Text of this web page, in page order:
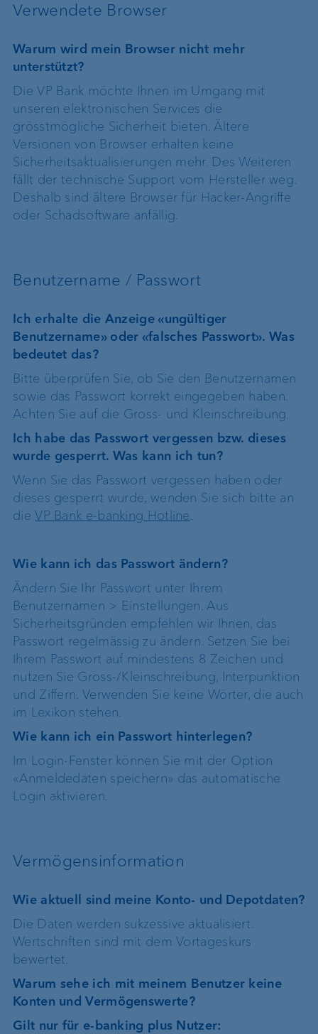
Verwendete Browser
Warum wird mein Browser nicht mehr
unterstützt?
Die VP Bank möchte Ihnen im Umgang mit
unseren elektronischen Services die
grösstmögliche Sicherheit bieten. Ältere
Versionen von Browser erhalten keine
Sicherheitsaktualisierungen mehr. Des Weiteren
fällt der technische Support vom Hersteller weg.
Deshalb sind ältere Browser für Hacker-Angriffe
oder Schadsoftware anfällig.
Benutzername / Passwort
Ich erhalte die Anzeige «ungültiger
Benutzername» oder «falsches Passwort». Was
bedeutet das?
Bitte überprüfen Sie, ob Sie den Benutzernamen
sowie das Passwort korrekt eingegeben haben.
Achten Sie auf die Gross- und Kleinschreibung.
Ich habe das Passwort vergessen bzw. dieses
wurde gesperrt. Was kann ich tun?
Wenn Sie das Passwort vergessen haben oder
dieses gesperrt wurde, wenden Sie sich bitte an
dieVP Bank e-banking Hotline.
Wie kann ich das Passwort ändern?
Ändern Sie Ihr Passwort unter Ihrem
Benutzernamen > Einstellungen. Aus
Sicherheitsgründen empfehlen wir Ihnen, das
Passwort regelmässig zu ändern. Setzen Sie bei
Ihrem Passwort auf mindestens 8 Zeichen und
nutzen Sie Gross-/Kleinschreibung, Interpunktion
und Ziffern. Verwenden Sie keine Wörter, die auch
im Lexikon stehen.
Wie kann ich ein Passwort hinterlegen?
Im Login-Fenster können Sie mit der Option
«Anmeldedaten speichern» das automatische
Login aktivieren.
Vermögensinformation
Wie aktuell sind meine Konto- und Depotdaten?
Die Daten werden sukzessive aktualisiert.
Wertschriften sind mit dem Vortageskurs
bewertet.
Warum sehe ich mit meinem Benutzer keine
Konten und Vermögenswerte?
Gilt nur für e-banking plus Nutzer: